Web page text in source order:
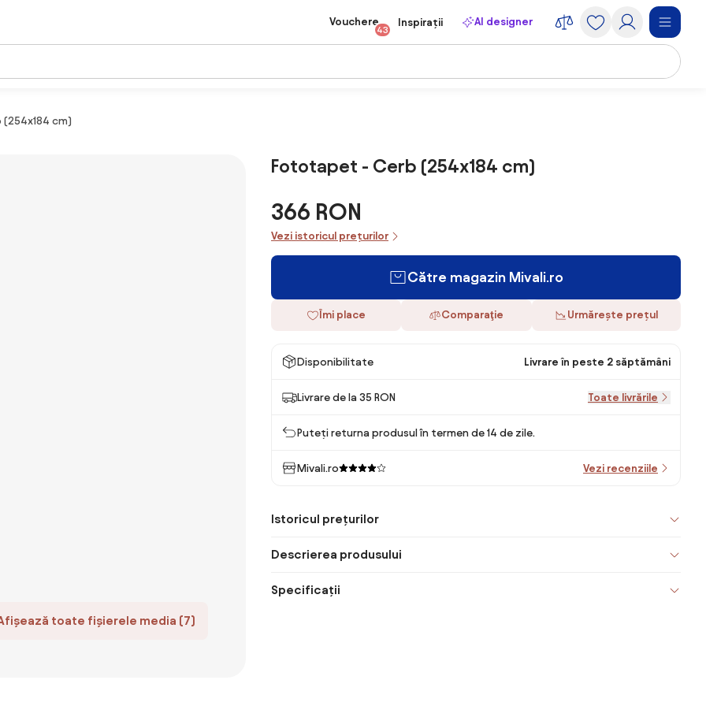
Vouchere
43
Inspirații AI designer
cm)
toate fișierele media (7)
Fototapet - Cerb (254x184 cm)
366 RON
Vezi istoricul prețurilor
Către magazin Mivali.ro
Îmi place Comparaţie Urmărește prețul
Disponibilitate Livrare în peste 2 săptămâni
Livrare de la 35 RON Toate livrările
Puteți returna produsul în termen de 14 de zile.
Mivali.ro Vezi recenziile
Istoricul prețurilor
Descrierea produsului
Specificații